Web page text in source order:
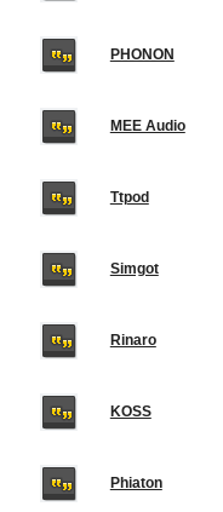
PHONON
MEE Audio
Ttpod
Simgot
Rinaro
KOSS
Phiaton